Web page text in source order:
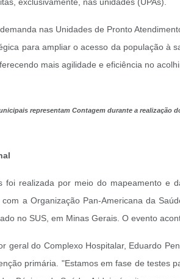
nas Unidades de Pronto
para ampliar o acesso da população à
mais agilidade e eficiência no
representam Contagem durante a realização
foi realizada por meio do mapeamento e
a Organização Pan-Americana da
no SUS, em Minas Gerais. O evento
geral do Complexo Hospitalar, Eduardo
primária. "Estamos em fase de testes